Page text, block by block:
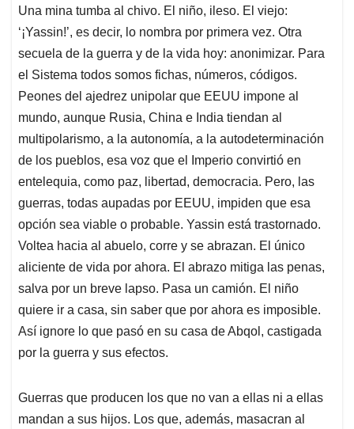
Una mina tumba al chivo. El niño, ileso. El viejo:
‘¡Yassin!’, es decir, lo nombra por primera vez. Otra
secuela de la guerra y de la vida hoy: anonimizar. Para
el Sistema todos somos fichas, números, códigos.
Peones del ajedrez unipolar que EEUU impone al
mundo, aunque Rusia, China e India tiendan al
multipolarismo, a la autonomía, a la autodeterminación
de los pueblos, esa voz que el Imperio convirtió en
entelequia, como paz, libertad, democracia. Pero, las
guerras, todas aupadas por EEUU, impiden que esa
opción sea viable o probable. Yassin está trastornado.
Voltea hacia al abuelo, corre y se abrazan. El único
aliciente de vida por ahora. El abrazo mitiga las penas,
salva por un breve lapso. Pasa un camión. El niño
quiere ir a casa, sin saber que por ahora es imposible.
Así ignore lo que pasó en su casa de Abqol, castigada
por la guerra y sus efectos.
Guerras que producen los que no van a ellas ni a ellas
mandan a sus hijos. Los que, además, masacran al